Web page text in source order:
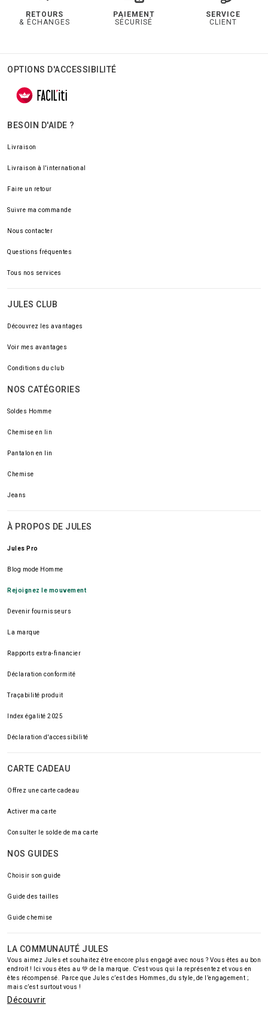
RETOURS
& ÉCHANGES
PAIEMENT
SÉCURISÉ
SERVICE
CLIENT
OPTIONS D'ACCESSIBILITÉ
BESOIN D'AIDE ?
Livraison
Livraison à l'international
Faire un retour
Suivre ma commande
Nous contacter
Questions fréquentes
Tous nos services
JULES CLUB
Découvrez les avantages
Voir mes avantages
Conditions du club
NOS CATÉGORIES
Soldes Homme
Chemise en lin
Pantalon en lin
Chemise
Jeans
À PROPOS DE JULES
Jules Pro
Blog mode Homme
Rejoignez le mouvement
Devenir fournisseurs
La marque
Rapports extra-financier
Déclaration conformité
Traçabilité produit
Index égalité 2025
Déclaration d'accessibilité
CARTE CADEAU
Offrez une carte cadeau
Activer ma carte
Consulter le solde de ma carte
NOS GUIDES
Choisir son guide
Guide des tailles
Guide chemise
LA COMMUNAUTÉ JULES
Vous aimez Jules et souhaitez être encore plus engagé avec nous ? Vous êtes au bon
endroit ! Ici vous êtes au 💚 de la marque. C’est vous qui la représentez et vous en
êtes récompensé. Parce que Jules c’est des Hommes, du style, de l’engagement ;
mais c’est surtout vous !
Découvrir